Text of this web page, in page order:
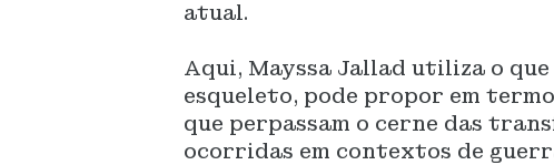
atual.
Aqui, Mayssa Jallad utiliza o que
esqueleto, pode propor em
que perpassam o cerne das
ocorridas em contextos de